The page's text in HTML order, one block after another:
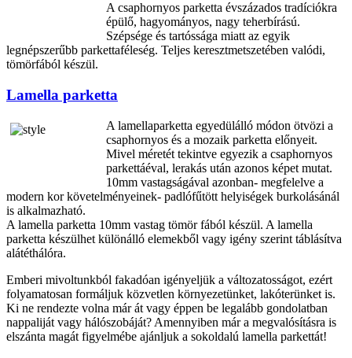
A csaphornyos parketta évszázados tradíciókra
épülő, hagyományos, nagy teherbírású.
Szépsége és tartóssága miatt az egyik
legnépszerűbb parkettaféleség. Teljes keresztmetszetében valódi,
tömörfából készül.
Lamella parketta
A lamellaparketta egyedülálló módon ötvözi a
csaphornyos és a mozaik parketta előnyeit.
Mivel méretét tekintve egyezik a csaphornyos
parkettáéval, lerakás után azonos képet mutat.
10mm vastagságával azonban- megfelelve a
modern kor követelményeinek- padlófűtött helyiségek burkolásánál
is alkalmazható.
A lamella parketta 10mm vastag tömör fából készül. A lamella
parketta készülhet különálló elemekből vagy igény szerint táblásítva
alátéthálóra.
Emberi mivoltunkból fakadóan igényeljük a változatosságot, ezért
folyamatosan formáljuk közvetlen környezetünket, lakóterünket is.
Ki ne rendezte volna már át vagy éppen be legalább gondolatban
nappaliját vagy hálószobáját? Amennyiben már a megvalósításra is
elszánta magát figyelmébe ajánljuk a sokoldalú lamella parkettát!